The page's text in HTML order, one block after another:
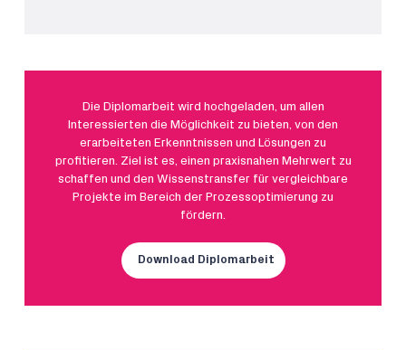
Die Diplomarbeit wird hochgeladen, um allen
Interessierten die Möglichkeit zu bieten, von den
erarbeiteten Erkenntnissen und Lösungen zu
profitieren. Ziel ist es, einen praxisnahen Mehrwert zu
schaffen und den Wissenstransfer für vergleichbare
Projekte im Bereich der Prozessoptimierung zu
fördern.
Download Diplomarbeit